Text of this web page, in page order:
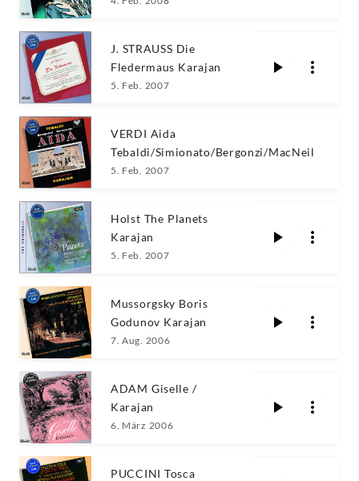
J. STRAUSS Die
Fledermaus Karajan
5. Feb. 2007
VERDI Aida
Tebaldi/Simionato/Bergonzi/MacNeil
5. Feb. 2007
Holst The Planets
Karajan
5. Feb. 2007
Mussorgsky Boris
Godunov Karajan
7. Aug. 2006
ADAM Giselle /
Karajan
6. März 2006
PUCCINI Tosca